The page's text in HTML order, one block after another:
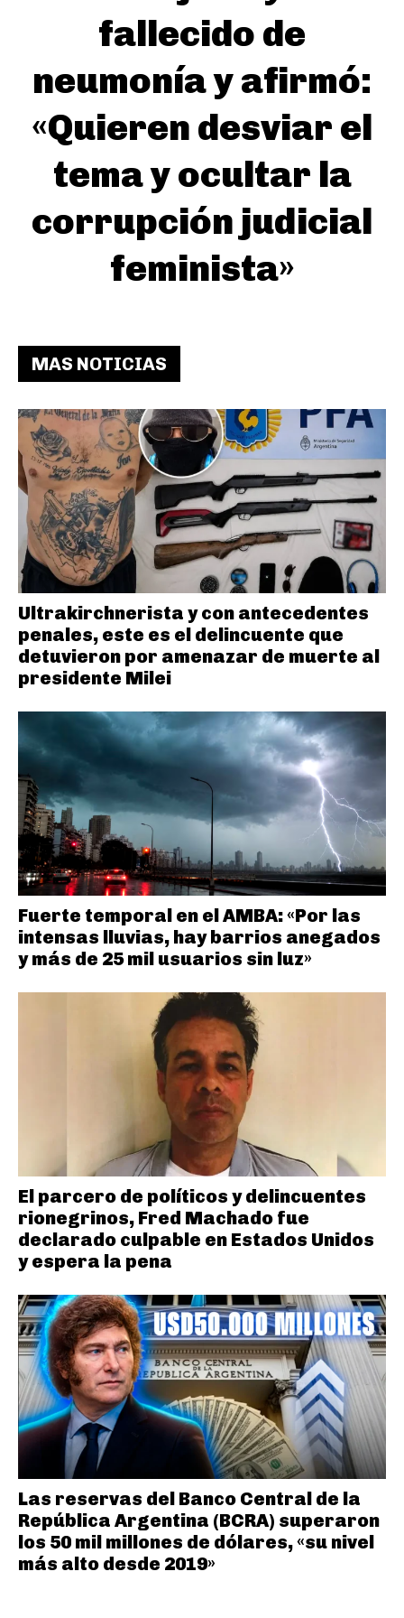
fallecido de
neumonía y afirmó:
«Quieren desviar el
tema y ocultar la
corrupción judicial
feminista»
MAS NOTICIAS
Ultrakirchnerista y con antecedentes
penales, este es el delincuente que
detuvieron por amenazar de muerte al
presidente Milei
Fuerte temporal en el AMBA: «Por las
intensas lluvias, hay barrios anegados
y más de 25 mil usuarios sin luz»
El parcero de políticos y delincuentes
rionegrinos, Fred Machado fue
declarado culpable en Estados Unidos
y espera la pena
Las reservas del Banco Central de la
República Argentina (BCRA) superaron
los 50 mil millones de dólares, «su nivel
más alto desde 2019»